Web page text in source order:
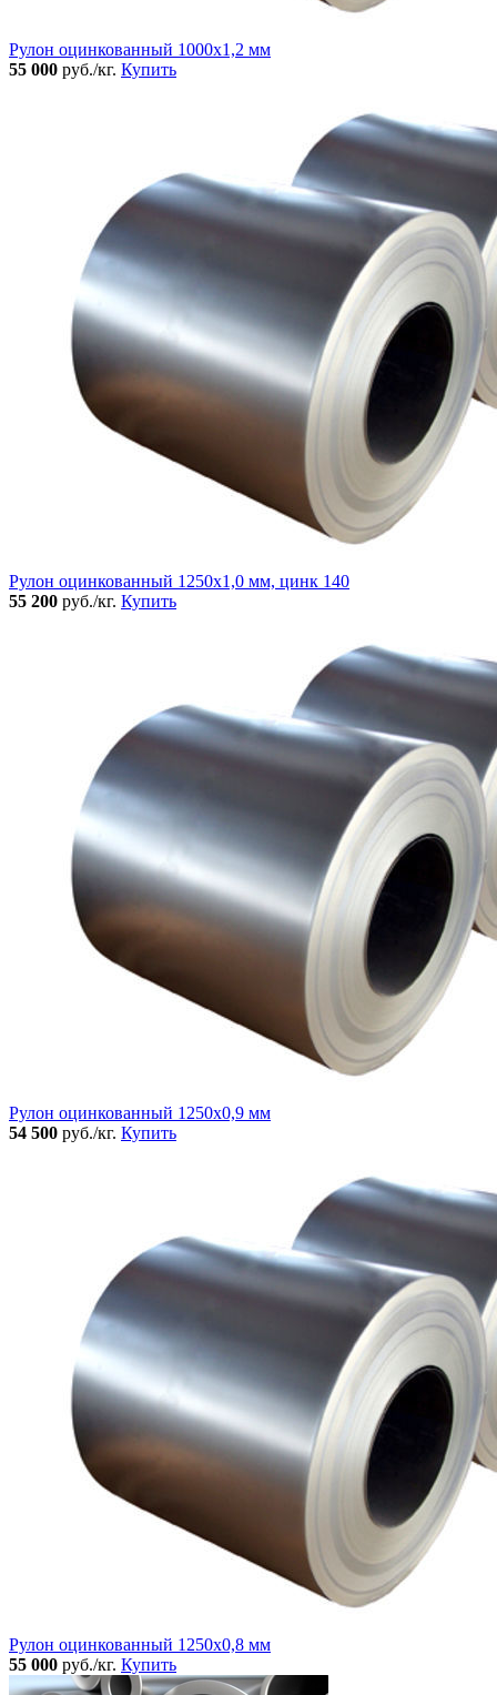
Рулон оцинкованный 1000х1,2 мм
55 000 руб./кг. Купить
Рулон оцинкованный 1250х1,0 мм, цинк 140
55 200 руб./кг. Купить
Рулон оцинкованный 1250х0,9 мм
54 500 руб./кг. Купить
Рулон оцинкованный 1250х0,8 мм
55 000 руб./кг. Купить